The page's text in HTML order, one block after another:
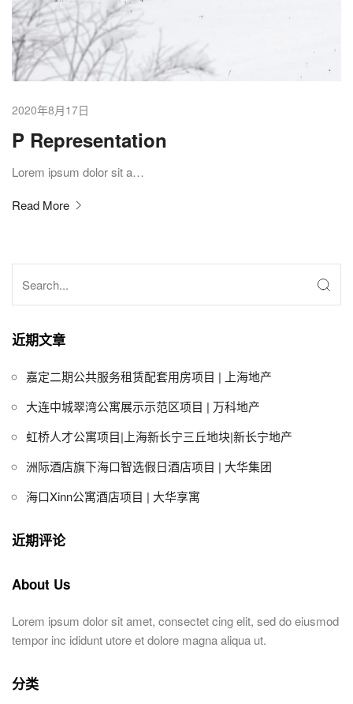
2020年8月17日
P Representation
Lorem ipsum dolor sit a…
Read More
近期文章
嘉定二期公共服务租赁配套用房项目 | 上海地产
大连中城翠湾公寓展示示范区项目 | 万科地产
虹桥人才公寓项目|上海新长宁三丘地块|新长宁地产
洲际酒店旗下海口智选假日酒店项目 | 大华集团
海口Xinn公寓酒店项目 | 大华享寓
近期评论
About Us
Lorem ipsum dolor sit amet, consectet cing elit, sed do eiusmod
tempor inc ididunt utore et dolore magna aliqua ut.
分类